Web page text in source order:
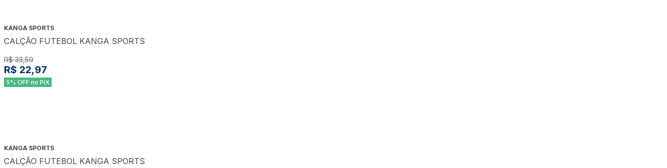
KANGA SPORTS
CALÇÃO FUTEBOL KANGA SPORTS
R$ 33,59
R$ 22,97
5% OFF no PIX
KANGA SPORTS
CALÇÃO FUTEBOL KANGA SPORTS